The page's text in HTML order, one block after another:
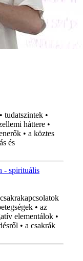
tudatszintek •
háttere •
• a köztes
és
- spirituális
• az
elementálok •
• a csakrák